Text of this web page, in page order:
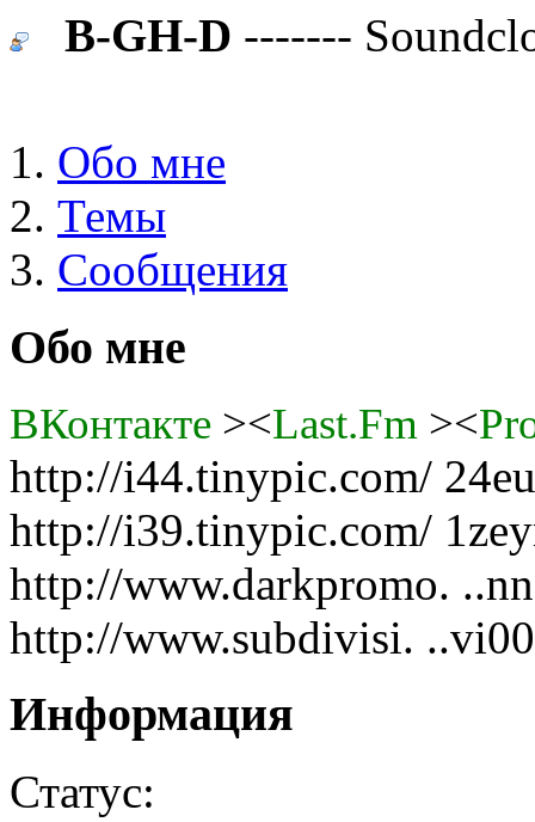
B-GH-D -------
Обо мне
Темы
Сообщения
Обо мне
BКонтакте ><Last.Fm ><
http://i44.tinypic.com/
http://i39.tinypic.com/
http://www.darkpromo.
http://www.subdivisi.
Информация
Статус: